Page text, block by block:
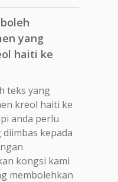
yang
haiti ke
teks yang
kreol haiti ke
anda perlu
kepada
kongsi kami
membolehkan